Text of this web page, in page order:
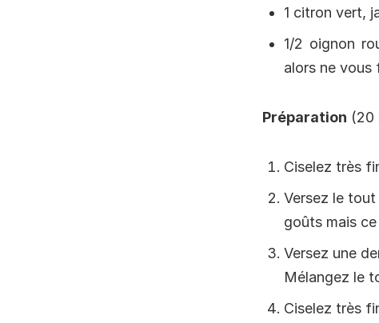
1 citron vert,
1/2 oignon
alors ne vous
Préparation (20
Ciselez très
Versez le
goûts mais
Versez une
Mélangez le
Ciselez très